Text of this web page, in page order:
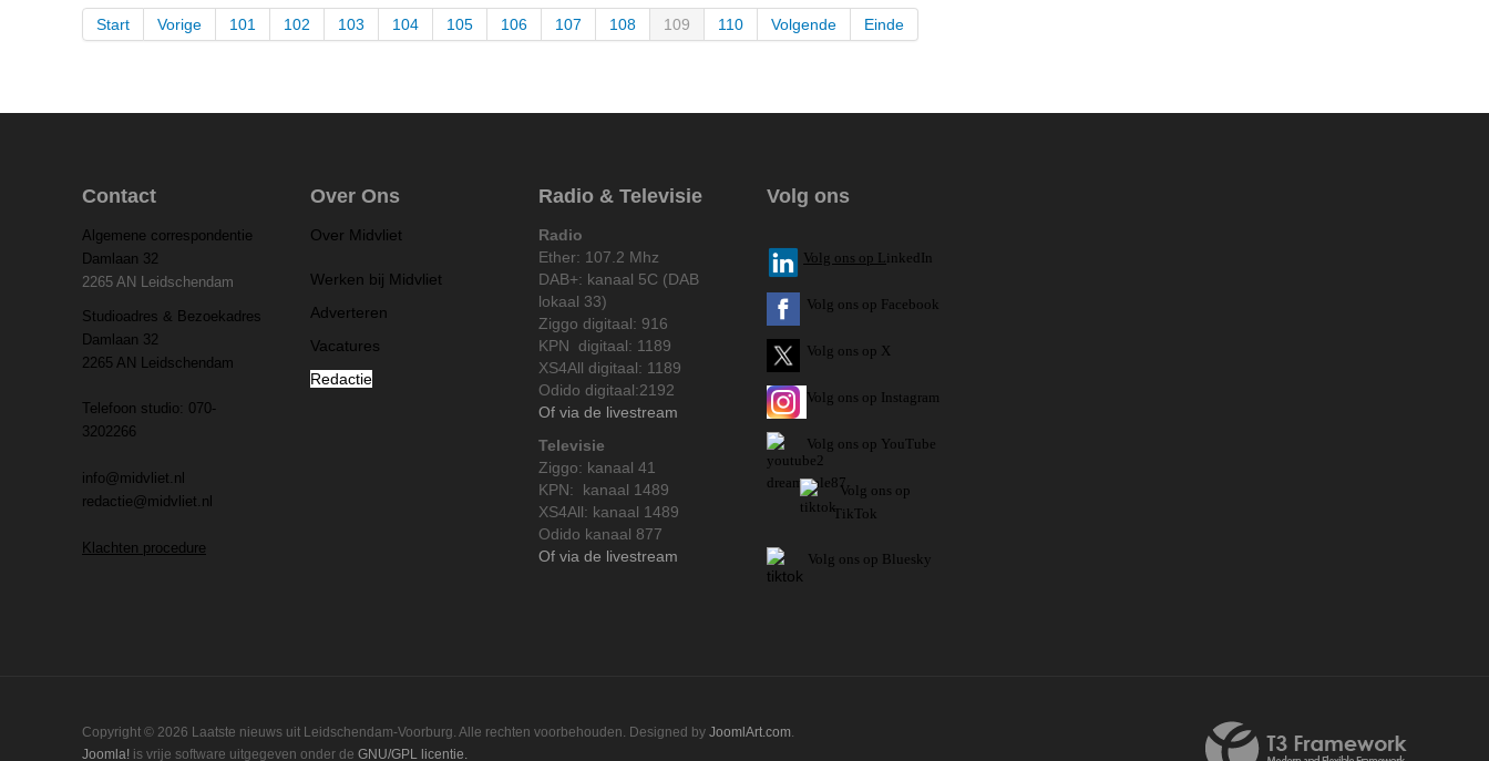
Start Vorige 101 102 103 104 105 106 107 108 109 110 Volgende Einde
Contact
Algemene correspondentie
Damlaan 32
2265 AN Leidschendam
Studioadres & Bezoekadres
Damlaan 32
2265 AN Leidschendam
Telefoon studio: 070-
3202266
info@midvliet.nl
redactie@midvliet.nl
Klachten procedure
Over Ons
Over Midvliet
Werken bij Midvliet
Adverteren
Vacatures
Redactie
Radio & Televisie
Radio
Ether: 107.2 Mhz
DAB+: kanaal 5C (DAB
lokaal 33)
Ziggo digitaal: 916
KPN digitaal: 1189
XS4All digitaal: 1189
Odido digitaal:2192
Of via de livestream
Televisie
Ziggo: kanaal 41
KPN: kanaal 1489
XS4All: kanaal 1489
Odido kanaal 877
Of via de livestream
Volg ons
Volg ons op L inkedIn
Volg ons op Facebook
Volg ons op X
Volg ons op Instagram
Volg ons op YouTube
Volg ons op
TikTok
Volg ons op Bluesky
Copyright © 2026 Laatste nieuws uit Leidschendam-Voorburg. Alle rechten voorbehouden. Designed by JoomlArt.com
Joomla! is vrije software uitgegeven onder de GNU/GPL licentie.